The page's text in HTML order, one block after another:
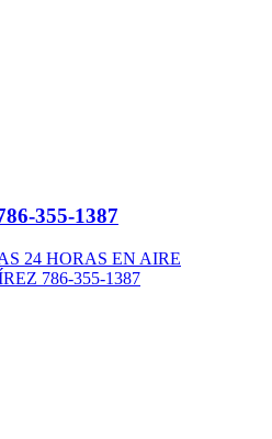
355-1387
24 HORAS EN AIRE
786-355-1387